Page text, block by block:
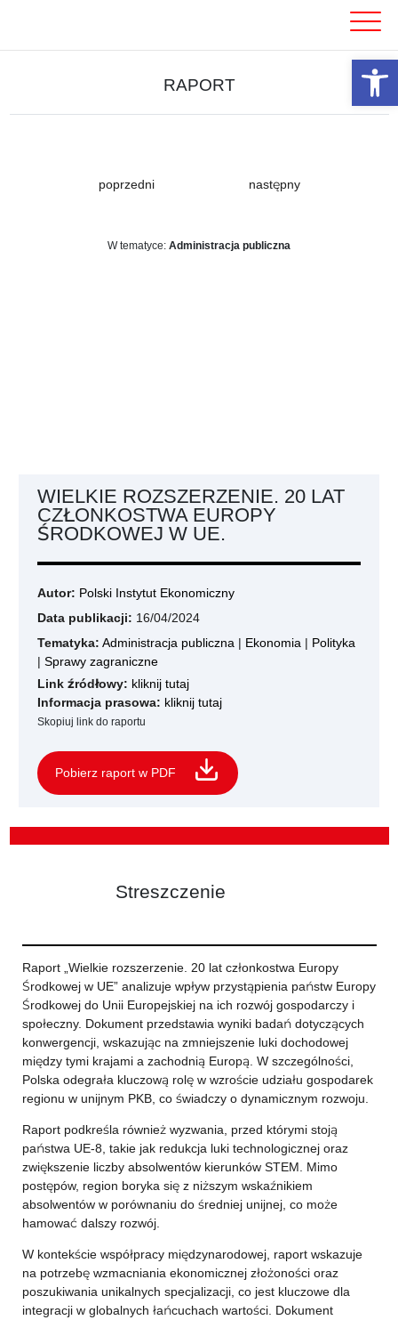
RAPORT
poprzedni następny
W tematyce: Administracja publiczna
WIELKIE ROZSZERZENIE. 20 LAT
CZŁONKOSTWA EUROPY
ŚRODKOWEJ W UE.
Autor: Polski Instytut Ekonomiczny
Data publikacji: 16/04/2024
Tematyka: Administracja publiczna | Ekonomia | Polityka
| Sprawy zagraniczne
Link źródłowy: kliknij tutaj
Informacja prasowa: kliknij tutaj
Skopiuj link do raportu
Pobierz raport w PDF
Streszczenie
Raport „Wielkie rozszerzenie. 20 lat członkostwa Europy
Środkowej w UE” analizuje wpływ przystąpienia państw Europy
Środkowej do Unii Europejskiej na ich rozwój gospodarczy i
społeczny. Dokument przedstawia wyniki badań dotyczących
konwergencji, wskazując na zmniejszenie luki dochodowej
między tymi krajami a zachodnią Europą. W szczególności,
Polska odegrała kluczową rolę w wzroście udziału gospodarek
regionu w unijnym PKB, co świadczy o dynamicznym rozwoju.
Raport podkreśla również wyzwania, przed którymi stoją
państwa UE-8, takie jak redukcja luki technologicznej oraz
zwiększenie liczby absolwentów kierunków STEM. Mimo
postępów, region boryka się z niższym wskaźnikiem
absolwentów w porównaniu do średniej unijnej, co może
hamować dalszy rozwój.
W kontekście współpracy międzynarodowej, raport wskazuje
na potrzebę wzmacniania ekonomicznej złożoności oraz
poszukiwania unikalnych specjalizacji, co jest kluczowe dla
integracji w globalnych łańcuchach wartości. Dokument